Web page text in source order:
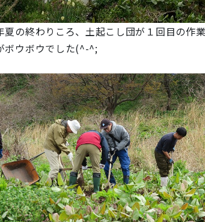
夏の終わりころ、土起こし団が１回目の作
ボウボウでした(^-^;